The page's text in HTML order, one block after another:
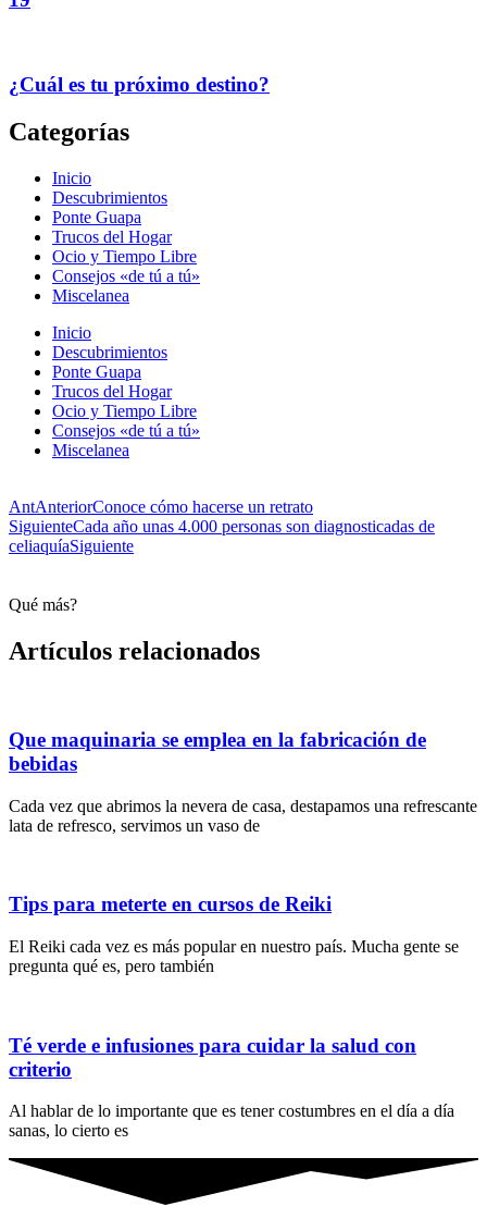
¿Cuál es tu próximo destino?
Categorías
Inicio
Descubrimientos
Ponte Guapa
Trucos del Hogar
Ocio y Tiempo Libre
Consejos «de tú a tú»
Miscelanea
Inicio
Descubrimientos
Ponte Guapa
Trucos del Hogar
Ocio y Tiempo Libre
Consejos «de tú a tú»
Miscelanea
AntAnteriorConoce cómo hacerse un retrato
SiguienteCada año unas 4.000 personas son diagnosticadas de
celiaquíaSiguiente
Qué más?
Artículos relacionados
Que maquinaria se emplea en la fabricación de
bebidas
Cada vez que abrimos la nevera de casa, destapamos una refrescante
lata de refresco, servimos un vaso de
Tips para meterte en cursos de Reiki
El Reiki cada vez es más popular en nuestro país. Mucha gente se
pregunta qué es, pero también
Té verde e infusiones para cuidar la salud con
criterio
Al hablar de lo importante que es tener costumbres en el día a día
sanas, lo cierto es